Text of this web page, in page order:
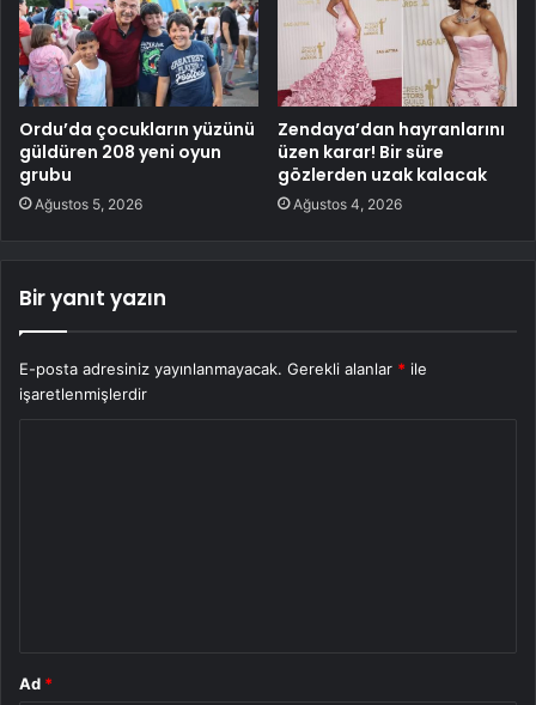
Ordu’da çocukların yüzünü
güldüren 208 yeni oyun
grubu
Ağustos 5, 2026
Zendaya’dan hayranlarını
üzen karar! Bir süre
gözlerden uzak kalacak
Ağustos 4, 2026
Bir yanıt yazın
E-posta adresiniz yayınlanmayacak. Gerekli alanlar * ile
işaretlenmişlerdir
Ad *